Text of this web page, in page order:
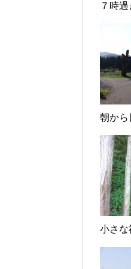
７時
朝から
小さな